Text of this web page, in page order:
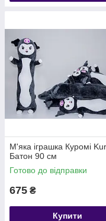
М'яка іграшка Куромі
Батон 90 см
Готово до відправки
675 ₴
Купити